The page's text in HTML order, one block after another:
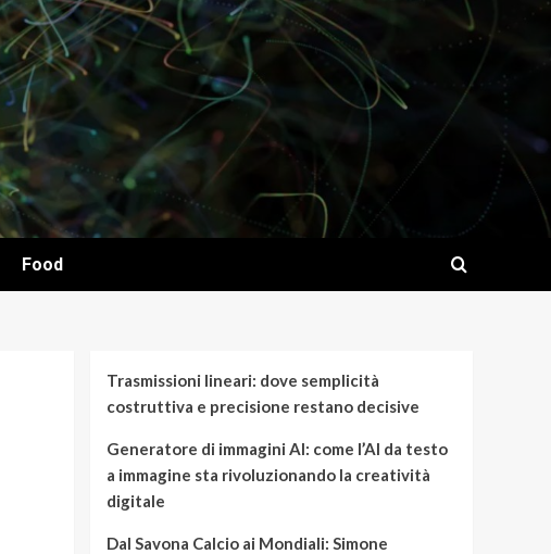
Food
Trasmissioni lineari: dove semplicità
costruttiva e precisione restano decisive
Generatore di immagini AI: come l’AI da testo
a immagine sta rivoluzionando la creatività
digitale
Dal Savona Calcio ai Mondiali: Simone